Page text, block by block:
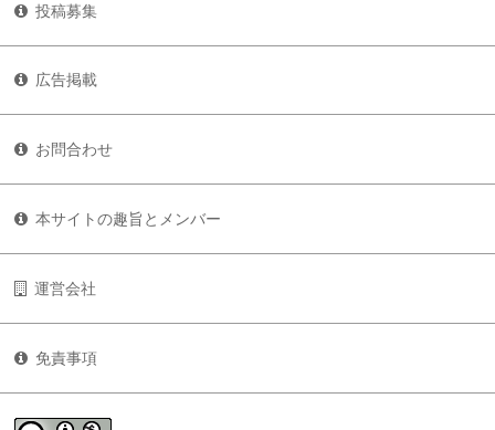
投稿募集
広告掲載
お問合わせ
本サイトの趣旨とメンバー
運営会社
免責事項